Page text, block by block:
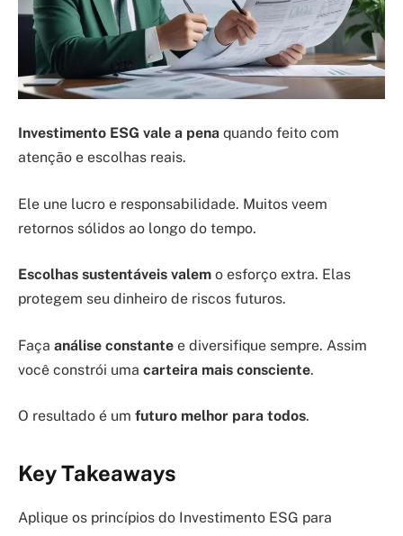
Investimento ESG vale a pena quando feito com
atenção e escolhas reais.
Ele une lucro e responsabilidade. Muitos veem
retornos sólidos ao longo do tempo.
Escolhas sustentáveis valem o esforço extra. Elas
protegem seu dinheiro de riscos futuros.
Faça análise constante e diversifique sempre. Assim
você constrói uma carteira mais consciente.
O resultado é um futuro melhor para todos.
Key Takeaways
Aplique os princípios do Investimento ESG para